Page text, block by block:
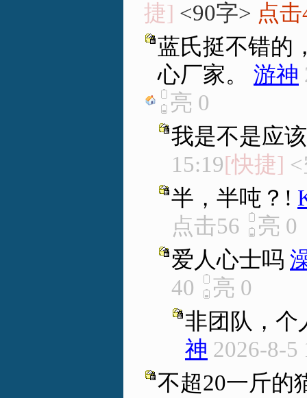
捷] <90字> 点
蓝氏挺不错的
心厂家。
游神
亮 0
我是不是应
15:19[快捷]
半，半吨？!
点击56
亮 0
爱人心士吗
40
亮 0
非团队，个
神 2026-8-5
不超20一斤的